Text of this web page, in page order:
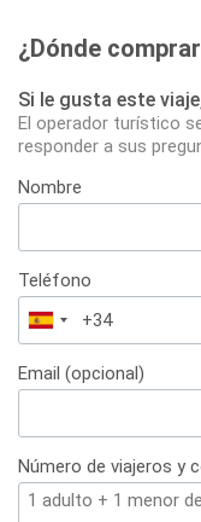
¿Dónde
Si le gusta este
El operador turístico
responder a sus
Nombre
Teléfono
España
+34
Email (opcional)
Número de viajeros y